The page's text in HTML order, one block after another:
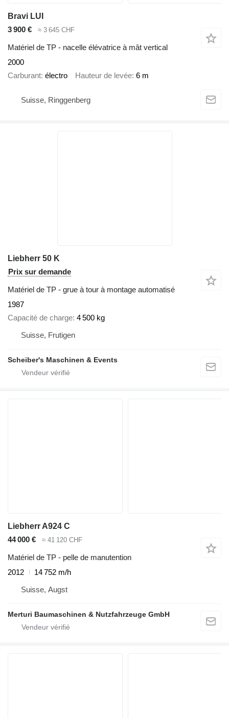
Bravi LUI
3 900 €
≈ 3 645 CHF
Matériel de TP - nacelle élévatrice à mât vertical
2000
Carburant électro Hauteur de levée 6 m
Suisse, Ringgenberg
Liebherr 50 K
Prix sur demande
Matériel de TP - grue à tour à montage automatisé
1987
Capacité de charge 4 500 kg
Suisse, Frutigen
Scheiber's Maschinen & Events
Liebherr A924 C
44 000 €
≈ 41 120 CHF
Matériel de TP - pelle de manutention
2012
14 752 m/h
Suisse, Augst
Merturi Baumaschinen & Nutzfahrzeuge GmbH